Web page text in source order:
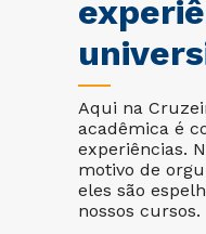
Aqui na
acadêmica é
experiências.
motivo de
eles são
nossos cursos.